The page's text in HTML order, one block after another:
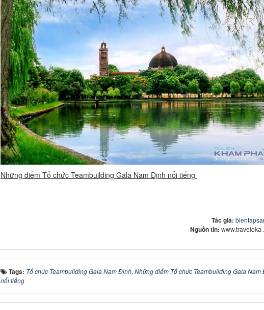
Những điểm Tổ chức Teambuilding Gala Nam Định nổi tiếng
Tác giả:
Nguồn tin:www.traveloka
Tags: Tổ chức Teambuilding Gala Nam Định,Những điểm Tổ chức Teambuilding Gala Nam
nổi tiếng